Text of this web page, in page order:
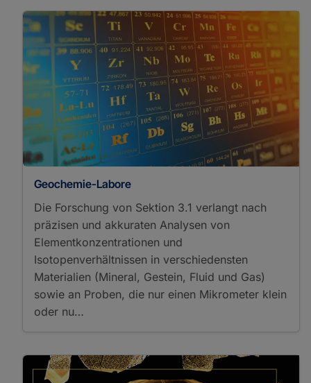
Geochemie-Labore
Die Forschung von Sektion 3.1 verlangt nach
präzisen und akkuraten Analysen von
Elementkonzentrationen und
Isotopenverhältnissen in verschiedensten
Materialien (Mineral, Gestein, Fluid und Gas)
sowie an Proben, die nur einen Mikrometer klein
oder nu…